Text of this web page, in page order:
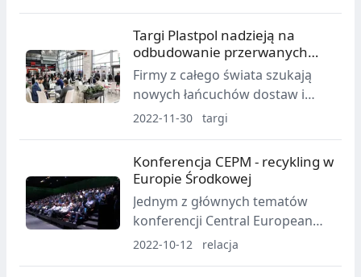
można dowiedzieć się, jak
ustawić i zoptymalizować
parametry druku 3D
zeskanowanych wcześniej
elementów.
Targi Plastpol nadzieją na
odbudowanie przerwanych
łańcuchów dostaw
Firmy z całego świata szukają
nowych łańcuchów dostaw i
rynków zbytu. Targi
Sztucznych i Grumy Plastpol w
Targach Kielce wychodzą
naprzeciw oczekiwaniom
producentów, dystrybutorów i
kontrahentów branży
przetwórczej.
2022-11-30 targi
Konferencja CEPM - recykling w
Europie Środkowej
Jednym z głównych tematów
konferencji Central European
Plastic Meeting, która odbyła się
2022-10-12 relacja